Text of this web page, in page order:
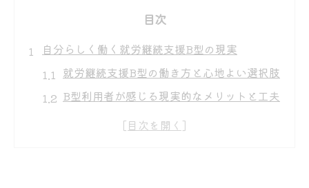
目次
自分らしく働く就労継続支援B型の現実
就労継続支援B型の働き方と心地よい選択肢
B型利用者が感じる現実的なメリットと工夫
A型とB型の違いが生活設計に与える影響